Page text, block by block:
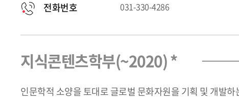
전화번호 031-330-4286
지식콘텐츠학부(~2020) *
인문학적 소양을 토대로 글로벌 문화자원을 기획 및 개발